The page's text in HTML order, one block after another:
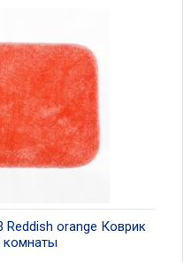
Reddish orange Коврик
комнаты